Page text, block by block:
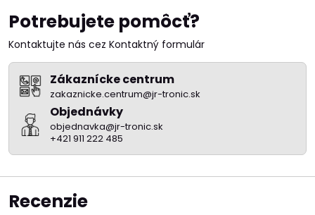
Potrebujete pomôcť?
Kontaktujte nás cez Kontaktný formulár
Zákaznícke centrum
zakaznicke.centrum@jr-tronic.sk
Objednávky
objednavka@jr-tronic.sk
+421 911 222 485
Recenzie